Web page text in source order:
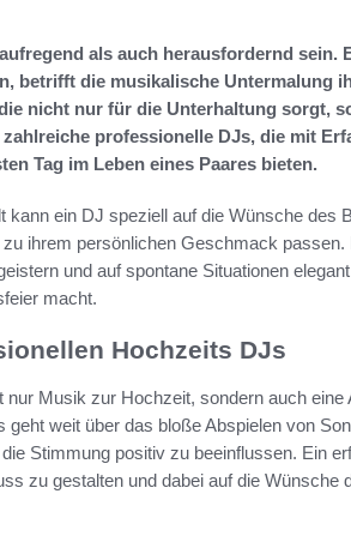
als auch herausfordernd sein.
betrifft die musikalische Untermalung
nicht nur für die Unterhaltung sorgt,
professionelle DJs, die mit
Tag im Leben eines Paares bieten.
ein DJ speziell auf die Wünsche des
ihrem persönlichen Geschmack passen.
und auf spontane Situationen
macht.
Hochzeits DJs
Musik zur Hochzeit, sondern auch
weit über das bloße Abspielen von
Stimmung positiv zu beeinflussen. Ein
zu gestalten und dabei auf die Wünsche